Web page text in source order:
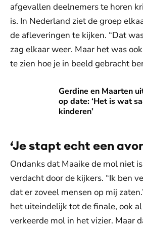
afgevallen deelnemers te horen
is. In Nederland ziet de groep
de afleveringen te kijken. “Dat
zag elkaar weer. Maar het was
te zien hoe je in beeld gebracht
Gerdine en Maarten
op date: ‘Het is wat
kinderen’
Gerdine en Maarten uit ‘Een huis
‘Je stapt echt een
Ondanks dat Maaike de mol niet
verdacht door de kijkers. “Ik ben
dat er zoveel mensen op mij
het uiteindelijk tot de finale, ook
verkeerde mol in het vizier. Maar